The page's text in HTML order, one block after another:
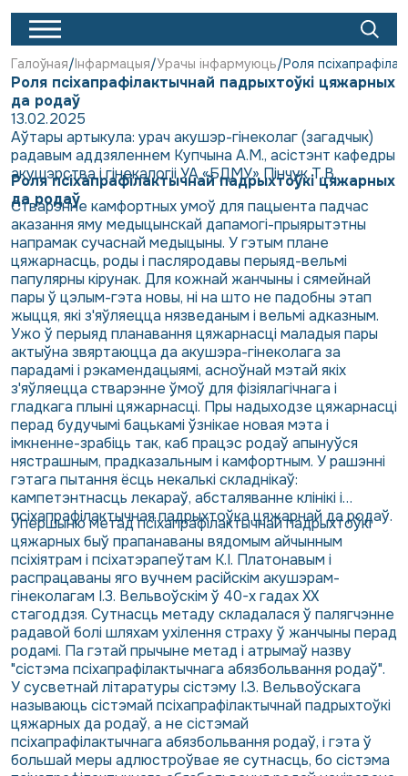
Галоўная Інфармацыя Урачы інфармуюць Роля
Роля псіхапрафілактычнай падрыхтоўкі цяжарных
да родаў
13.02.2025
Аўтары артыкула: урач акушэр-гінеколаг (загадчык)
радавым аддзяленнем Купчына А.М., асістэнт кафедры
акушэрства і гінекалогіі УА «БДМУ» Пінчук Т.В.
Роля псіхапрафілактычнай падрыхтоўкі цяжарных
да родаў
Стварэнне камфортных умоў для пацыента падчас
аказання яму медыцынскай дапамогі-прыярытэтны
напрамак сучаснай медыцыны. У гэтым плане
цяжарнасць, роды і пасляродавы перыяд-вельмі
папулярны кірунак. Для кожнай жанчыны і сямейнай
пары ў цэлым-гэта новы, ні на што не падобны этап
жыцця, які з'яўляецца нязведаным і вельмі адказным.
Ужо ў перыяд планавання цяжарнасці маладыя пары
актыўна звяртаюцца да акушэра-гінеколага за
парадамі і рэкамендацыямі, асноўнай мэтай якіх
з'яўляецца стварэнне ўмоў для фізіялагічнага і
гладкага плыні цяжарнасці. Пры надыходзе цяжарнасці
перад будучымі бацькамі ўзнікае новая мэта і
імкненне-зрабіць так, каб працэс родаў апынуўся
нястрашным, прадказальным і камфортным. У рашэнні
гэтага пытання ёсць некалькі складнікаў:
кампетэнтнасць лекараў, абсталяванне клінікі і…
псіхапрафілактычная падрыхтоўка цяжарнай да родаў.
Упершыню метад псіхапрафілактычнай падрыхтоўкі
цяжарных быў прапанаваны вядомым айчынным
псіхіятрам і псіхатэрапеўтам К.І. Платонавым і
распрацаваны яго вучнем расійскім акушэрам-
гінеколагам І.3. Вельвоўскім ў 40-х гадах XX
стагоддзя. Сутнасць метаду складалася ў палягчэнне
радавой болі шляхам ухілення страху ў жанчыны перад
родамі. Па гэтай прычыне метад і атрымаў назву
"сістэма псіхапрафілактычнага абязбольвання родаў".
У сусветнай літаратуры сістэму І.З. Вельвоўскага
называюць сістэмай псіхапрафілактычнай падрыхтоўкі
цяжарных да родаў, а не сістэмай
псіхапрафілактычнага абязбольвання родаў, і гэта ў
большай меры адлюстроўвае яе сутнасць, бо сістэма